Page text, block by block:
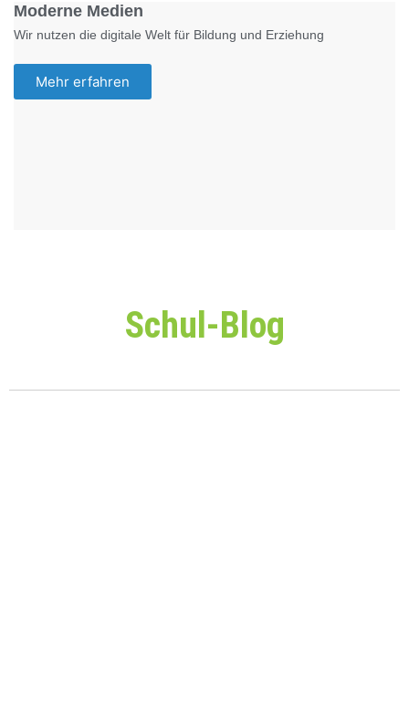
Moderne Medien
Wir nutzen die digitale Welt für Bildung und Erziehung
Mehr erfahren
Schul-Blog